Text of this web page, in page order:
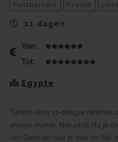
Cultuurreis Cruise
11 dagen
Van:
Tot:
Egypte
Tijdens deze 11-daagse rondreis
andere manier. Natuurlijk sta je
van Gizeh en vaar je over de Nijl,